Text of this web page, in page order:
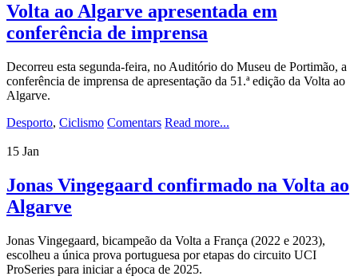
Volta ao Algarve apresentada em
conferência de imprensa
Decorreu esta segunda-feira, no Auditório do Museu de Portimão, a
conferência de imprensa de apresentação da 51.ª edição da Volta ao
Algarve.
Desporto, Ciclismo Comentars Read more...
15 Jan
Jonas Vingegaard confirmado na Volta ao
Algarve
Jonas Vingegaard, bicampeão da Volta a França (2022 e 2023),
escolheu a única prova portuguesa por etapas do circuito UCI
ProSeries para iniciar a época de 2025.